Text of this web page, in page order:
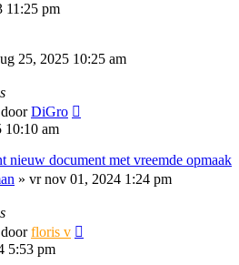
11:25 pm
25, 2025 10:25 am
doorDiGro
10:10 am
nieuw document met vreemde opmaak
» vr nov 01, 2024 1:24 pm
doorfloris v
5:53 pm